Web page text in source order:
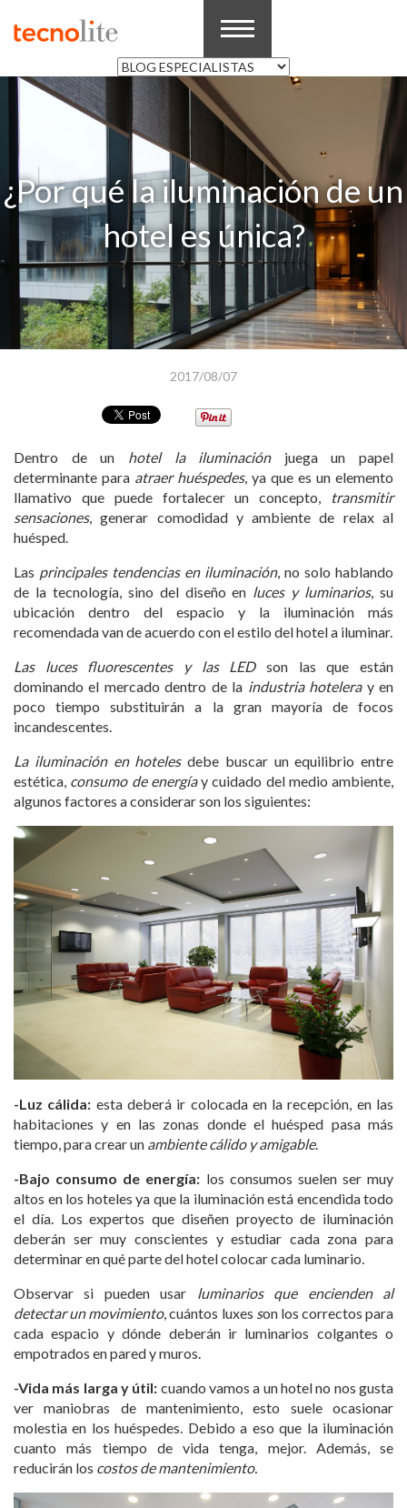
¿Por qué la iluminación de un
hotel es única?
2017/08/07
Dentro de un hotel la iluminaciónjuega un papel
determinante para atraer huéspedes, ya que es un elemento
llamativo que puede fortalecer un concepto,
transmitir
sensaciones, generar comodidad y ambiente de relax al
huésped.
Las principales tendencias en iluminación, no solo hablando
de la tecnología, sino del diseño en luces y luminarios, su
ubicación dentro del espacio y la iluminación más
recomendada van de acuerdo con el estilo del hotel a iluminar.
Las luces fluorescentes y las LEDson las que están
dominando el mercado dentro de la industria hotelera y en
poco tiempo substituirán a la gran mayoría de focos
incandescentes.
La iluminación en hotelesdebe buscar un equilibrio entre
estética, consumo de energíay cuidado del medio ambiente,
algunos factores a considerar son los siguientes:
-Luz cálida: esta deberá ir colocada en la recepción, en las
habitaciones y en las zonas donde el huésped pasa más
tiempo, para crear un ambiente cálido y amigable.
-Bajo consumo de energía: los consumos suelen ser muy
altos en los hoteles ya que la iluminación está encendida todo
el día. Los expertos que diseñen proyecto de iluminación
deberán ser muy conscientes y estudiar cada zona para
determinar en qué parte del hotel colocar cada luminario.
Observar si pueden usar luminarios que encienden al
detectar un movimiento, cuántos luxes son los correctos para
cada espacio y dónde deberán ir luminarios colgantes o
empotrados en pared y muros.
-Vida más larga y útil: cuando vamos a un hotel no nos gusta
ver maniobras de mantenimiento, esto suele ocasionar
molestia en los huéspedes. Debido a eso que la iluminación
cuanto más tiempo de vida tenga, mejor. Además, se
reducirán los costos de mantenimiento.